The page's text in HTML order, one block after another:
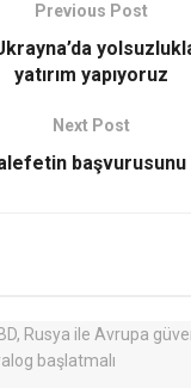
Previous Post
yatırım yapıyoruz
Next Post